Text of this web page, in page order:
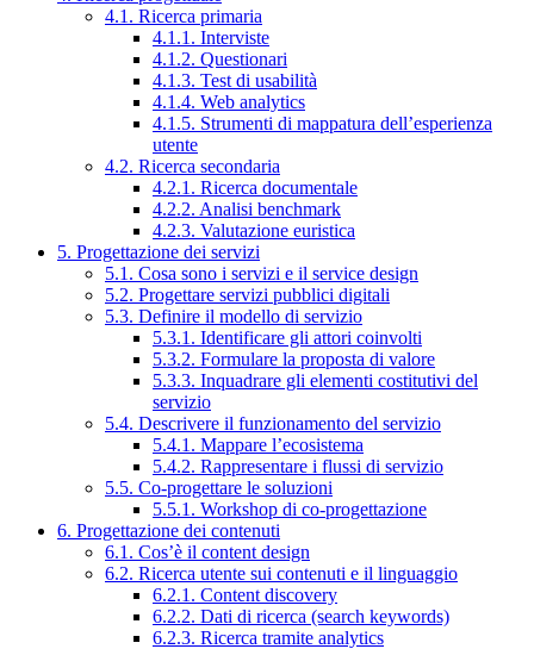
4.1. Ricerca primaria
4.1.1. Interviste
4.1.2. Questionari
4.1.3. Test di usabilità
4.1.4. Web analytics
4.1.5. Strumenti di mappatura dell’esperienza
utente
4.2. Ricerca secondaria
4.2.1. Ricerca documentale
4.2.2. Analisi benchmark
4.2.3. Valutazione euristica
5. Progettazione dei servizi
5.1. Cosa sono i servizi e il service design
5.2. Progettare servizi pubblici digitali
5.3. Definire il modello di servizio
5.3.1. Identificare gli attori coinvolti
5.3.2. Formulare la proposta di valore
5.3.3. Inquadrare gli elementi costitutivi del
servizio
5.4. Descrivere il funzionamento del servizio
5.4.1. Mappare l’ecosistema
5.4.2. Rappresentare i flussi di servizio
5.5. Co-progettare le soluzioni
5.5.1. Workshop di co-progettazione
6. Progettazione dei contenuti
6.1. Cos’è il content design
6.2. Ricerca utente sui contenuti e il linguaggio
6.2.1. Content discovery
6.2.2. Dati di ricerca (search keywords)
6.2.3. Ricerca tramite analytics